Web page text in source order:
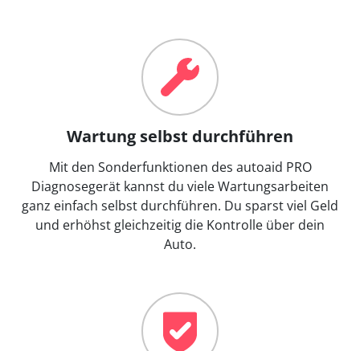
Wartung selbst durchführen
Mit den Sonderfunktionen des autoaid PRO
Diagnosegerät kannst du viele Wartungsarbeiten
ganz einfach selbst durchführen. Du sparst viel Geld
und erhöhst gleichzeitig die Kontrolle über dein
Auto.